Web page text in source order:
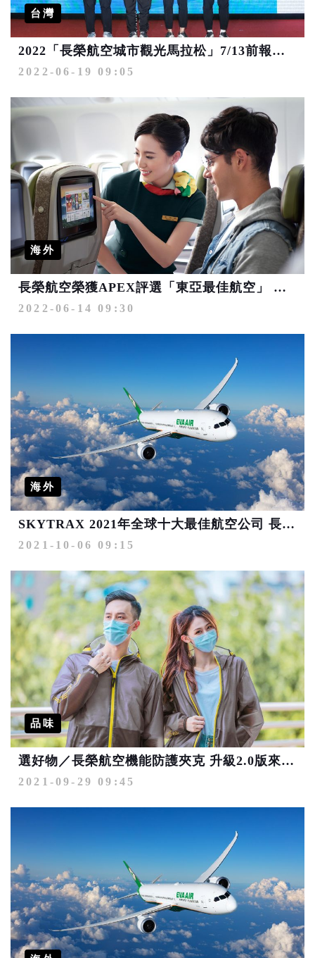
台灣
2022「長榮航空城市觀光馬拉松」7/13前報名 全馬組新登場！
2022-06-19 09:05
海外
長榮航空榮獲APEX評選「東亞最佳航空」 貼心數位服務陸續上線
2022-06-14 09:30
海外
SKYTRAX 2021年全球十大最佳航空公司 長榮航空蟬聯獲第七名
2021-10-06 09:15
品味
選好物／長榮航空機能防護夾克 升級2.0版來啦！
2021-09-29 09:45